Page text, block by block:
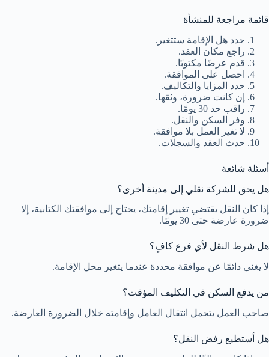
قائمة مراجعة للمنشأة
حدد هل الإقامة ستتغير.
راجع مكان العقد.
قدم عرضًا مكتوبًا.
احصل على الموافقة.
حدد المزايا والتكاليف.
إن كانت ضرورة، وثقها.
راقب حد 30 يومًا.
وفر السكن والنقل.
لا تغير العمل بلا موافقة.
حدث العقد والسجلات.
أسئلة شائعة
هل يحق للشركة نقلي إلى مدينة أخرى؟
إذا كان النقل يقتضي تغيير إقامتك، يحتاج إلى موافقتك الكتابية، إلا
ضرورة عارضة حتى 30 يومًا.
هل شرط النقل لأي فرع كافٍ؟
لا يغني دائمًا عن موافقة محددة عندما يتغير محل الإقامة.
من يدفع السكن في التكليف المؤقت؟
صاحب العمل يتحمل انتقال العامل وإقامته خلال الضرورة العارضة.
هل أستطيع رفض النقل؟